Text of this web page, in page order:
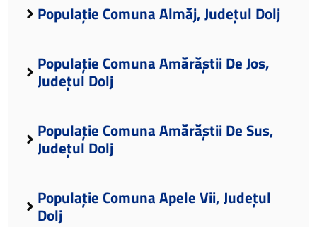
Populație Comuna Almăj, Județul Dolj
Populație Comuna Amărăștii De Jos,
Județul Dolj
Populație Comuna Amărăștii De Sus,
Județul Dolj
Populație Comuna Apele Vii, Județul
Dolj